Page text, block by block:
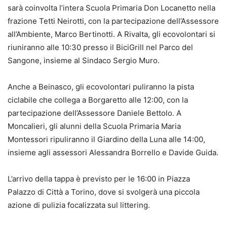
sarà coinvolta l’intera Scuola Primaria Don Locanetto nella
frazione Tetti Neirotti, con la partecipazione dell’Assessore
all’Ambiente, Marco Bertinotti. A Rivalta, gli ecovolontari si
riuniranno alle 10:30 presso il BiciGrill nel Parco del
Sangone, insieme al Sindaco Sergio Muro.
Anche a Beinasco, gli ecovolontari puliranno la pista
ciclabile che collega a Borgaretto alle 12:00, con la
partecipazione dell’Assessore Daniele Bettolo. A
Moncalieri, gli alunni della Scuola Primaria Maria
Montessori ripuliranno il Giardino della Luna alle 14:00,
insieme agli assessori Alessandra Borrello e Davide Guida.
L’arrivo della tappa è previsto per le 16:00 in Piazza
Palazzo di Città a Torino, dove si svolgerà una piccola
azione di pulizia focalizzata sul littering.